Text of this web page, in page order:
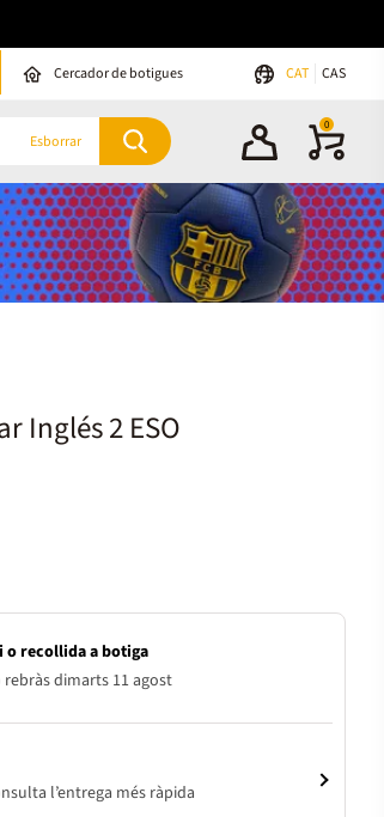
Cercador de botigues CAT CAS
Esborrar
0
Inglés 2 ESO
o recollida a botiga
dimarts 11 agost
l’entrega més ràpida